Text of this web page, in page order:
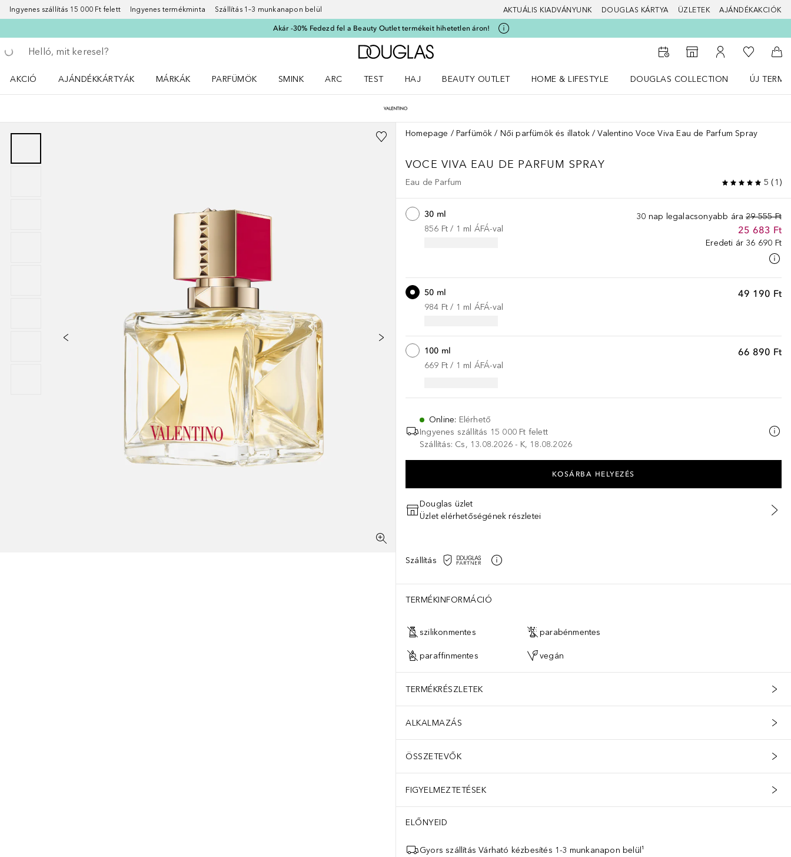
Ingyenes szállítás 15 000 Ft felett Ingyenes termékminta Szállítás 1–3 munkanapon belül AKTUÁLIS KIADVÁNYUNK DOUGLAS KÁRTYA ÜZLETEK AJÁNDÉKAKCIÓK
Akár -30% Fedezd fel a Beauty Outlet termékeit hihetetlen áron!
Menj vissza
Keresés végrehajtása
A Douglas Főoldalra
Az üzletkeresőhöz
A fiókomhoz
A
AKCIÓ
AJÁNDÉKKÁRTYÁK
MÁRKÁK
PARFÜMÖK
SMINK
ARC
TEST
HAJ
BEAUTY OUTLET
HOME & LIFESTYLE
DOUGLAS COLLECTION
ÚJ
Homepage Parfümök Női parfümök és illatok Valentino Voce Viva Eau de Parfum Spray
VOCE VIVA EAU DE PARFUM SPRAY
Eau de Parfum 5 ( 1 )
30 nap legalacsonyabb ára 29 555 Ft
25 683 Ft
Eredeti ár 36 690 Ft
30 ml
856 Ft / 1 ml ÁFÁ-val
49 190 Ft
50 ml
984 Ft / 1 ml ÁFÁ-val
66 890 Ft
100 ml
669 Ft / 1 ml ÁFÁ-val
Online: Elérhető
Ingyenes szállítás 15 000 Ft felett
Szállítás: Cs, 13.08.2026 - K, 18.08.2026
KOSÁRBA HELYEZÉS
Douglas üzlet
Üzlet elérhetőségének részletei
Szállítás
TERMÉKINFORMÁCIÓ
szilikonmentes parabénmentes
paraffinmentes vegán
TERMÉKRÉSZLETEK
ALKALMAZÁS
ÖSSZETEVŐK
FIGYELMEZTETÉSEK
ELŐNYEID
Gyors szállítás Várható kézbesítés 1-3 munkanapon belül¹